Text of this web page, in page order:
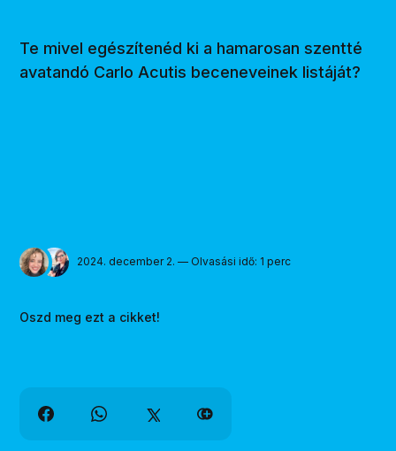
Te mivel egészítenéd ki a hamarosan szentté
avatandó Carlo Acutis beceneveinek listáját?
2024. december 2. — Olvasási idő: 1 perc
Oszd meg ezt a cikket!